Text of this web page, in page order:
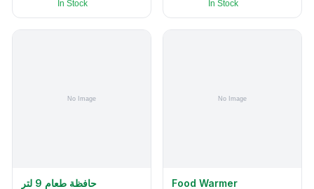
In Stock In Stock
حافظة طعام 9 لتر Food Warmer